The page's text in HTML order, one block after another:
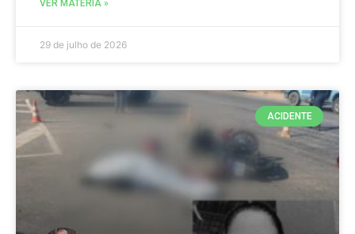
VER MATÉRIA »
29 de julho de 2026
ACIDENTE